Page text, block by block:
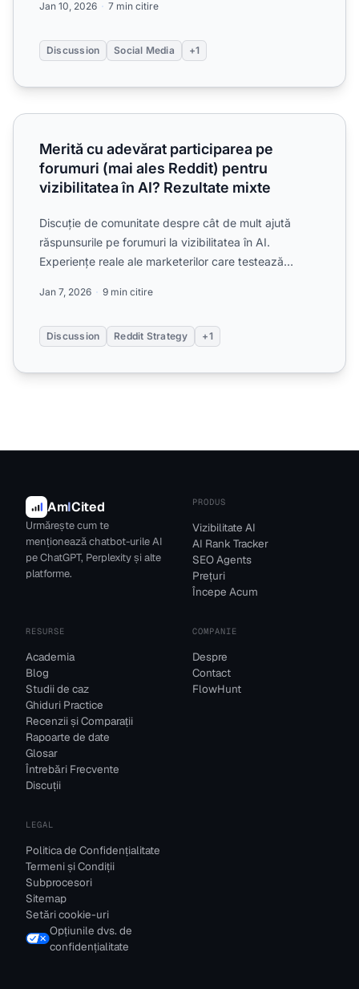
Jan 10, 2026 7 min citire
Discussion Social Media +1
Merită cu adevărat participarea pe forumuri (mai ales
Merită cu adevărat participarea pe
forumuri (mai ales Reddit) pentru
vizibilitatea în AI? Rezultate mixte
Discuție de comunitate despre cât de mult ajută
răspunsurile pe forumuri la vizibilitatea în AI.
Experiențe reale ale marketerilor care testează
Jan 7, 2026 9 min citire
Discussion Reddit Strategy +1
AmICited
Urmărește cum te
menționează chatbot-urile AI
pe ChatGPT, Perplexity și alte
platforme.
PRODUS
Vizibilitate AI
AI Rank Tracker
SEO Agents
Prețuri
Începe Acum
RESURSE
Academia
Blog
Studii de caz
Ghiduri Practice
Recenzii și Comparații
Rapoarte de date
Glosar
Întrebări Frecvente
Discuții
COMPANIE
Despre
Contact
FlowHunt
LEGAL
Politica de Confidențialitate
Termeni și Condiții
Subprocesori
Sitemap
Setări cookie-uri
Opțiunile dvs. de
confidențialitate